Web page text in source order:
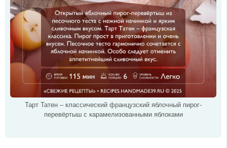
Тарт Татен – классический французский яблочный пирог-
перевёртыш с карамелизованными яблоками